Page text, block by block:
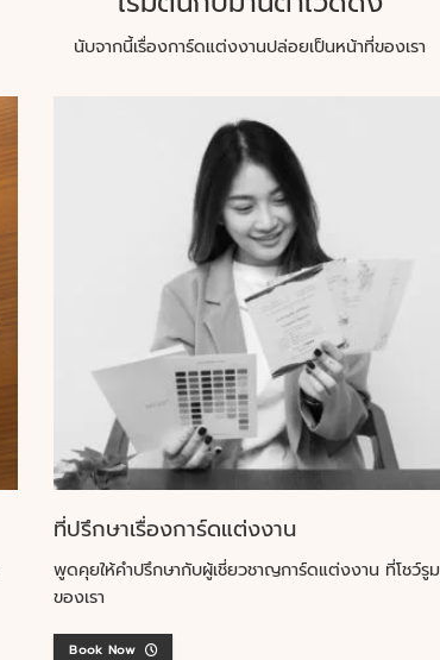
นับจากนี้เรื่องการ์ดแต่งงานปล่อยเป็นหน้าที่ของเรา
ที่ปรึกษาเรื่องการ์ดแต่งงาน
พูดคุยให้คำปรึกษากับผู้เชี่ยวชาญการ์ดแต่งงาน ที่โชว์รูม
ของเรา
Book Now